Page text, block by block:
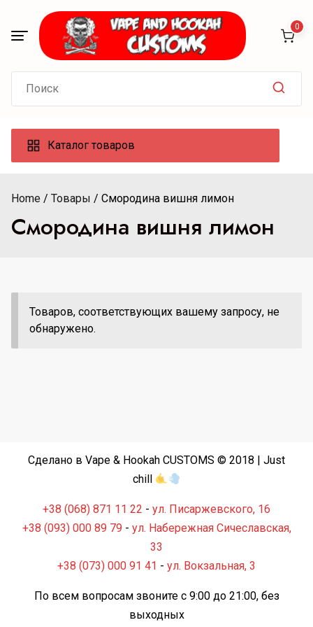
content
0
for:
Каталог товаров
Home Товары Смородина вишня лимон
Смородина вишня лимон
Товаров, соответствующих вашему запросу, не
обнаружено.
Сделано в Vape & Hookah CUSTOMS © 2018 | Just
chill
+38 (068) 871 11 22 - ул. Писаржевского, 16
+38 (093) 000 89 79 - ул. Набережная Сичеславская,
33
+38 (073) 000 91 41 - ул. Вокзальная, 3
По всем вопросам звоните с 9:00 до 21:00, без
выходных